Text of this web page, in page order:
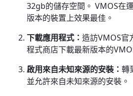
32gb的儲存空間。 VMOS在
版本的裝置上效果最佳。
下載應用程式： 造訪VMOS官
程式商店下載最新版本的
啟用來自未知來源的安裝： 轉
並允許來自未知來源的安裝。